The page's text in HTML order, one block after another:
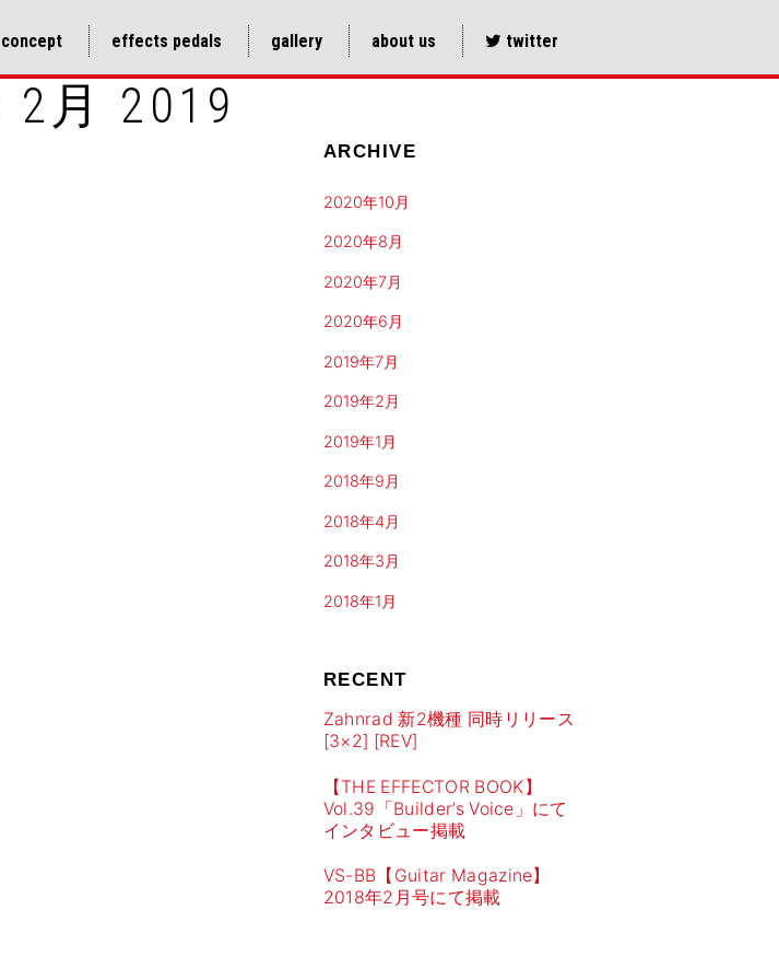
concept effects pedals gallery about us twitter
2月 2019
ARCHIVE
2020年10月
2020年8月
2020年7月
2020年6月
2019年7月
2019年2月
2019年1月
2018年9月
2018年4月
2018年3月
2018年1月
RECENT
Zahnrad 新2機種 同時リリース
[3×2] [REV]
【THE EFFECTOR BOOK】
Vol.39「Builder’s Voice」にて
インタビュー掲載
VS-BB【Guitar Magazine】
2018年2月号にて掲載